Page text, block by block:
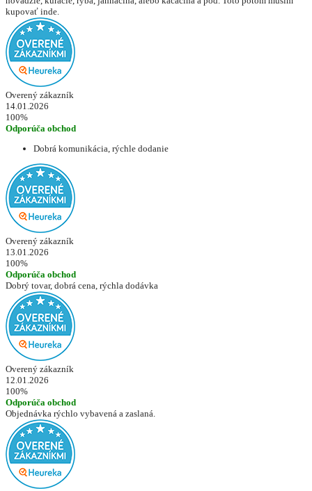
kupovať inde.
Overený zákazník
14.01.2026
100%
Odporúča obchod
Dobrá komunikácia, rýchle dodanie
Overený zákazník
13.01.2026
100%
Odporúča obchod
Dobrý tovar, dobrá cena, rýchla dodávka
Overený zákazník
12.01.2026
100%
Odporúča obchod
Objednávka rýchlo vybavená a zaslaná.